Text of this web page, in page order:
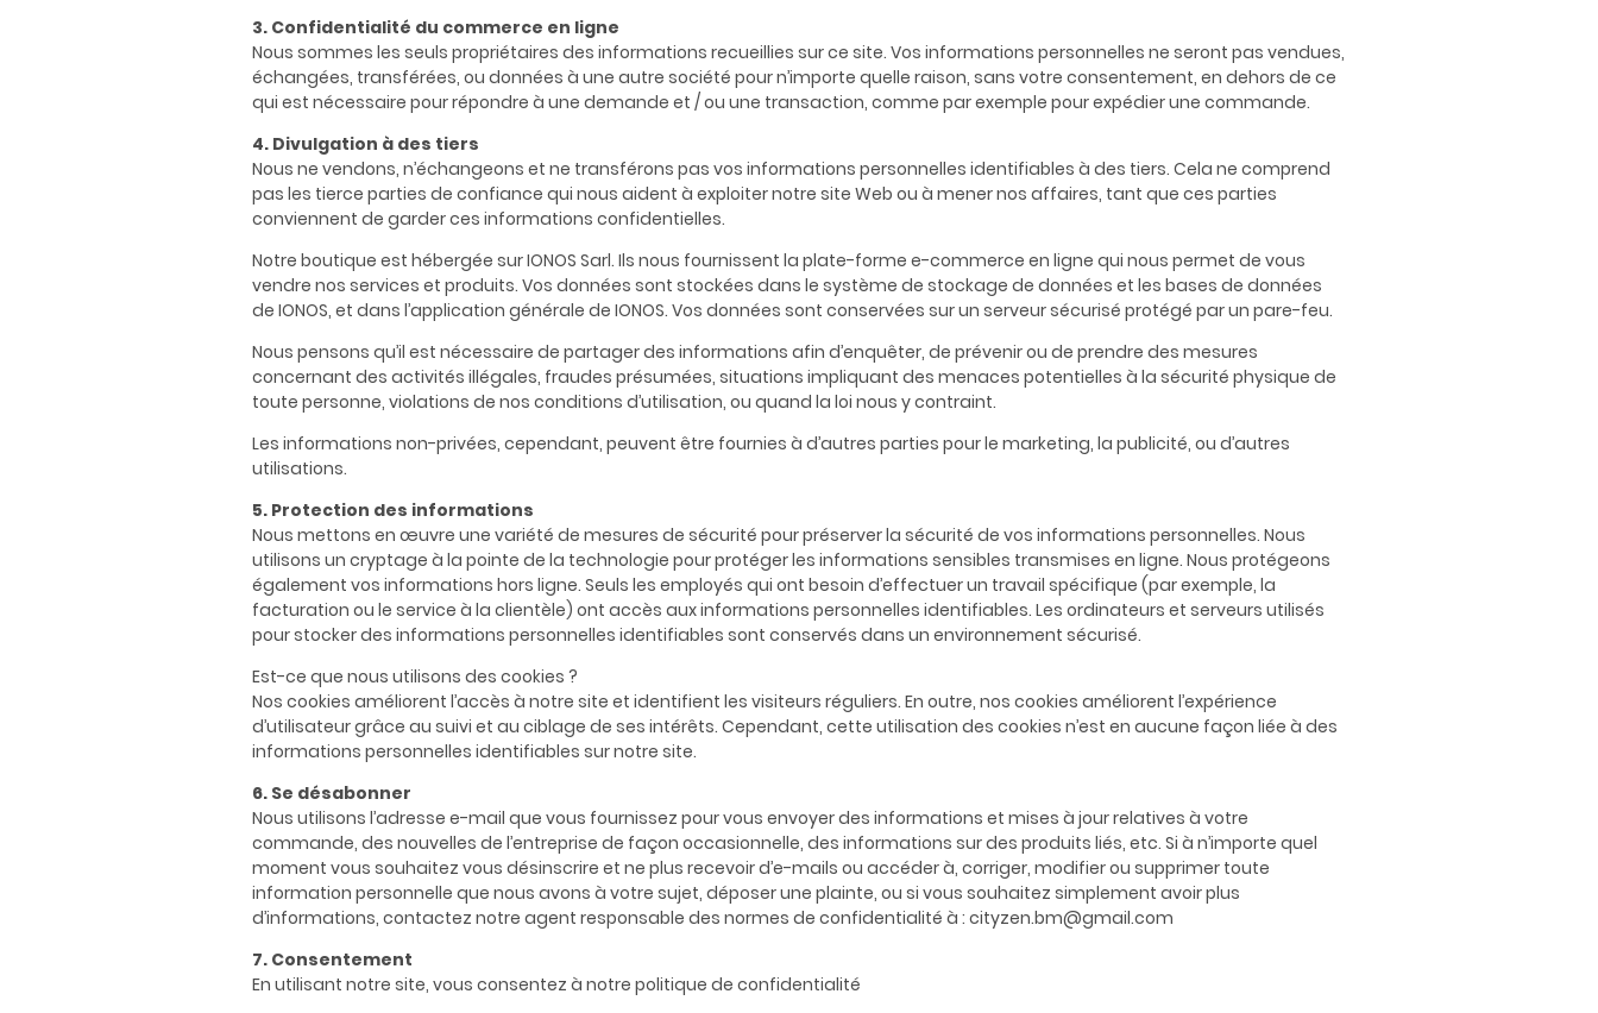
3. Confidentialité du commerce en ligne
Nous sommes les seuls propriétaires des informations recueillies sur ce site. Vos informations personnelles ne seront pas vendues,
échangées, transférées, ou données à une autre société pour n’importe quelle raison, sans votre consentement, en dehors de ce
qui est nécessaire pour répondre à une demande et / ou une transaction, comme par exemple pour expédier une commande.
4. Divulgation à des tiers
Nous ne vendons, n’échangeons et ne transférons pas vos informations personnelles identifiables à des tiers. Cela ne comprend
pas les tierce parties de confiance qui nous aident à exploiter notre site Web ou à mener nos affaires, tant que ces parties
conviennent de garder ces informations confidentielles.
Notre boutique est hébergée sur IONOS Sarl. Ils nous fournissent la plate-forme e-commerce en ligne qui nous permet de vous
vendre nos services et produits. Vos données sont stockées dans le système de stockage de données et les bases de données
de IONOS, et dans l’application générale de IONOS. Vos données sont conservées sur un serveur sécurisé protégé par un pare-feu.
Nous pensons qu’il est nécessaire de partager des informations afin d’enquêter, de prévenir ou de prendre des mesures
concernant des activités illégales, fraudes présumées, situations impliquant des menaces potentielles à la sécurité physique de
toute personne, violations de nos conditions d’utilisation, ou quand la loi nous y contraint.
Les informations non-privées, cependant, peuvent être fournies à d’autres parties pour le marketing, la publicité, ou d’autres
utilisations.
5. Protection des informations
Nous mettons en œuvre une variété de mesures de sécurité pour préserver la sécurité de vos informations personnelles. Nous
utilisons un cryptage à la pointe de la technologie pour protéger les informations sensibles transmises en ligne. Nous protégeons
également vos informations hors ligne. Seuls les employés qui ont besoin d’effectuer un travail spécifique (par exemple, la
facturation ou le service à la clientèle) ont accès aux informations personnelles identifiables. Les ordinateurs et serveurs utilisés
pour stocker des informations personnelles identifiables sont conservés dans un environnement sécurisé.
Est-ce que nous utilisons des cookies ?
Nos cookies améliorent l’accès à notre site et identifient les visiteurs réguliers. En outre, nos cookies améliorent l’expérience
d’utilisateur grâce au suivi et au ciblage de ses intérêts. Cependant, cette utilisation des cookies n’est en aucune façon liée à des
informations personnelles identifiables sur notre site.
6. Se désabonner
Nous utilisons l’adresse e-mail que vous fournissez pour vous envoyer des informations et mises à jour relatives à votre
commande, des nouvelles de l’entreprise de façon occasionnelle, des informations sur des produits liés, etc. Si à n’importe quel
moment vous souhaitez vous désinscrire et ne plus recevoir d’e-mails ou accéder à, corriger, modifier ou supprimer toute
information personnelle que nous avons à votre sujet, déposer une plainte, ou si vous souhaitez simplement avoir plus
d’informations, contactez notre agent responsable des normes de confidentialité à : cityzen.bm@gmail.com
7. Consentement
En utilisant notre site, vous consentez à notre politique de confidentialité